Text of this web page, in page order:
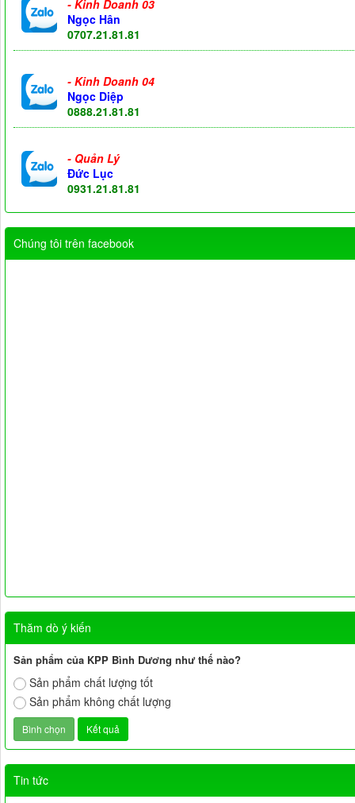
- Kinh Doanh 03
Ngọc Hân
0707.21.81.81
- Kinh Doanh 04
Ngọc Diệp
0888.21.81.81
- Quản Lý
Đức Lục
0931.21.81.81
Chúng tôi trên facebook
Thăm dò ý kiến
Sản phẩm của KPP Bình Dương như thế nào?
Sản phẩm chất lượng tốt
Sản phẩm không chất lượng
Tin tức